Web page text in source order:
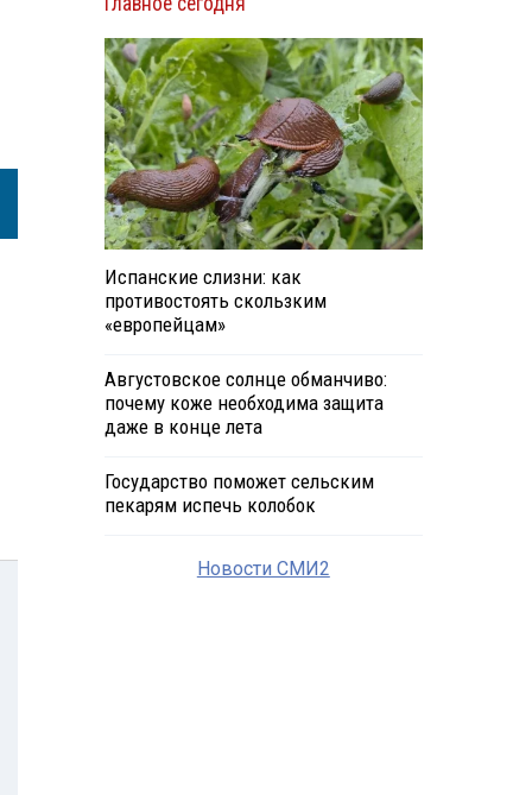
Испанские слизни: как
противостоять скользким
«европейцам»
Августовское солнце обманчиво:
почему коже необходима защита
даже в конце лета
Государство поможет сельским
пекарям испечь колобок
Новости СМИ2